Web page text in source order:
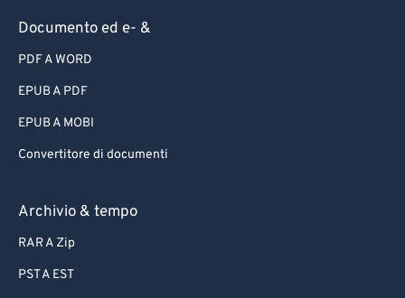
Documento ed e- &
PDF A WORD
EPUB A PDF
EPUB A MOBI
Convertitore di documenti
Archivio & tempo
RAR A Zip
PST A EST